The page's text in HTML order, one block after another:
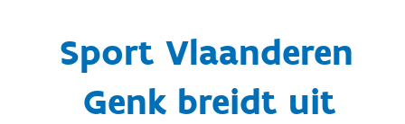
Sport Vlaanderen
Genk breidt uit